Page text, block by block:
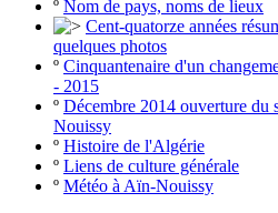
º Nom de pays, noms de lieux
Cent-quatorze années
quelques photos
º Cinquantenaire d'un
- 2015
º Décembre 2014 ouverture du
Nouissy
º Histoire de l'Algérie
º Liens de culture générale
º Météo à Aïn-Nouissy